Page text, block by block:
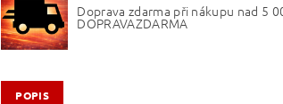
Doprava zdarma při nákupu nad 5
DOPRAVAZDARMA
POPIS